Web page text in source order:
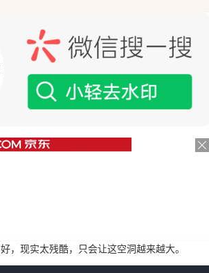
，现实太残酷，只会让这空洞越来越大。